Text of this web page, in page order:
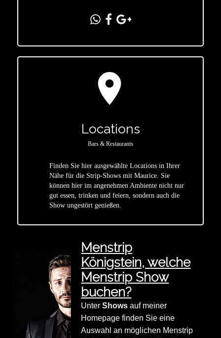
location_on
Locations
Bars & Restaurants
Finden Sie hier ausgewählte Locations in Ihrer
Nähe für die Strip-Shows mit Maurice. Sie
können hier im angenehmen Ambiente nicht nur
gut essen, trinken und feiern, sondern auch die
Show ungestört genießen.
Menstrip
Königstein, welche
Menstrip Show
buchen?
UnterShows auf meiner
Homepage finden Sie eine
Auswahl an möglichen Menstrip